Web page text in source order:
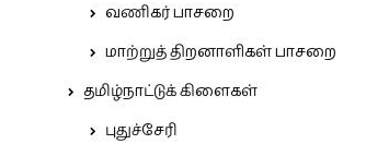
வணிகர் பாசறை
மாற்றுத் திறனாளிகள் பாசறை
தமிழ்நாட்டுக் கிளைகள்
புதுச்சேரி